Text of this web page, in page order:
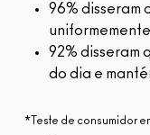
96% disseram
92% disseram
do dia e
*Teste de consumidor